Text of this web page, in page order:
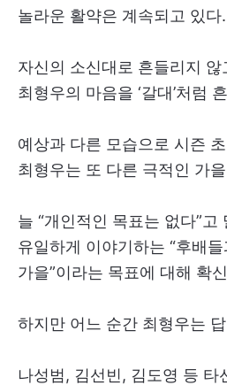
놀라운 활약은 계속되고 있다.
자신의 소신대로 흔들리지 않
최형우의 마음을 ‘갈대’처럼
예상과 다른 모습으로 시즌
최형우는 또 다른 극적인 가
늘 “개인적인 목표는 없다”고
유일하게 이야기하는 “후배
가을”이라는 목표에 대해 확
하지만 어느 순간 최형우는
나성범, 김선빈, 김도영 등 타